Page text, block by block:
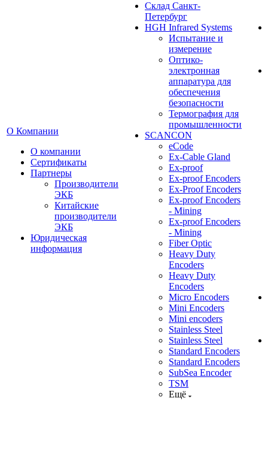
О Компании
О компании
Сертификаты
Партнеры
Производители
ЭКБ
Китайские
производители
ЭКБ
Юридическая
информация
Cклад Санкт-
Петербург
HGH Infrared Systems
Испытание и
измерение
Оптико-
электронная
аппаратура для
обеспечения
безопасности
Термография для
промышленности
SCANCON
eCode
Ex-Cable Gland
Ex-proof
Ex-proof Encoders
Ex-Proof Encoders
Ex-proof Encoders
- Mining
Ex-proof Encoders
- Mining
Fiber Optic
Heavy Duty
Encoders
Heavy Duty
Encoders
Micro Encoders
Mini Encoders
Mini encoders
Stainless Steel
Stainless Steel
Standard Encoders
Standard Encoders
SubSea Encoder
TSM
Ещё